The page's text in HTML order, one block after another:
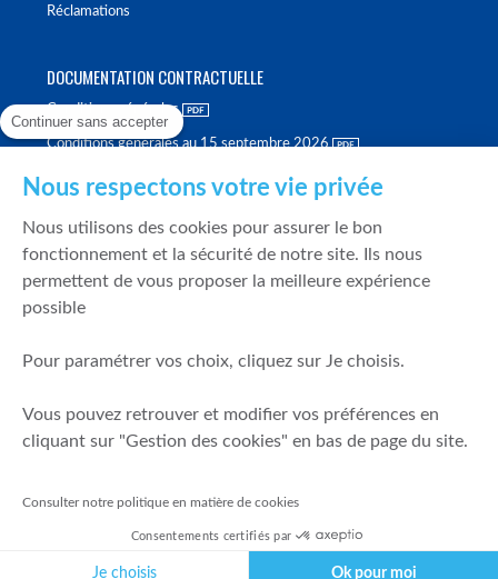
Réclamations
DOCUMENTATION CONTRACTUELLE
Conditions générales
Conditions générales au 15 septembre 2026
Politique de meilleure sélection
Politique de durabilité
Fonds de garantie des dépôts et de résolution
Mentions légales
Prévention de la fraude
Politique de gestion des conflits d'intérêts
Continuer sans accepter
Nous respectons votre vie privée
Nous utilisons des cookies pour assurer le bon
fonctionnement et la sécurité de notre site. Ils nous
permettent de vous proposer la meilleure expérience
possible
Pour paramétrer vos choix, cliquez sur Je choisis.
Vous pouvez retrouver et modifier vos préférences en
cliquant sur "Gestion des cookies" en bas de page du site.
Consulter notre politique en matière de cookies
Consentements certifiés par
Je choisis Ok pour moi